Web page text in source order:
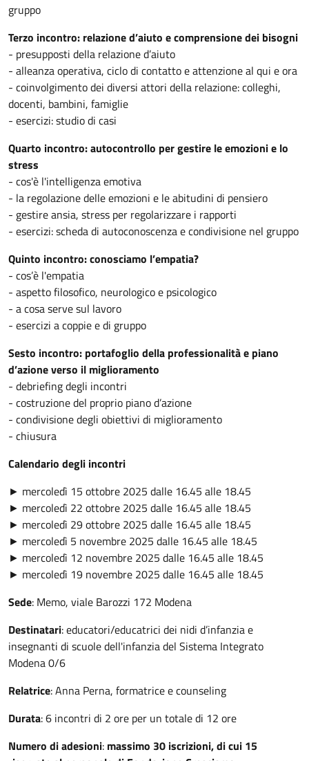
gruppo
Terzo incontro: relazione d’aiuto e comprensione dei bisogni
- presupposti della relazione d’aiuto
- alleanza operativa, ciclo di contatto e attenzione al qui e ora
- coinvolgimento dei diversi attori della relazione: colleghi,
docenti, bambini, famiglie
- esercizi: studio di casi
Quarto incontro: autocontrollo per gestire le emozioni e lo
stress
- cos'è l'intelligenza emotiva
- la regolazione delle emozioni e le abitudini di pensiero
- gestire ansia, stress per regolarizzare i rapporti
- esercizi: scheda di autoconoscenza e condivisione nel gruppo
Quinto incontro: conosciamo l’empatia?
- cos’è l'empatia
- aspetto filosofico, neurologico e psicologico
- a cosa serve sul lavoro
- esercizi a coppie e di gruppo
Sesto incontro: portafoglio della professionalità e piano
d’azione verso il miglioramento
- debriefing degli incontri
- costruzione del proprio piano d’azione
- condivisione degli obiettivi di miglioramento
- chiusura
Calendario degli incontri
► mercoledì 15 ottobre 2025 dalle 16.45 alle 18.45
► mercoledì 22 ottobre 2025 dalle 16.45 alle 18.45
► mercoledì 29 ottobre 2025 dalle 16.45 alle 18.45
► mercoledì 5 novembre 2025 dalle 16.45 alle 18.45
► mercoledì 12 novembre 2025 dalle 16.45 alle 18.45
► mercoledì 19 novembre 2025 dalle 16.45 alle 18.45
Sede: Memo, viale Barozzi 172 Modena
Destinatari: educatori/educatrici dei nidi d’infanzia e
insegnanti di scuole dell'infanzia del Sistema Integrato
Modena 0/6
Relatrice: Anna Perna, formatrice e counseling
Durata: 6 incontri di 2 ore per un totale di 12 ore
Numero di adesioni: massimo 30 iscrizioni, di cui 15